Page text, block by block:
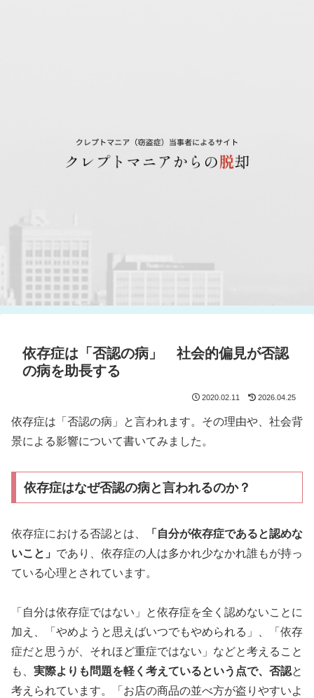
依存症は「否認の病」 社会的偏見が否認
の病を助長する
2020.02.11 2026.04.25
依存症は「否認の病」と言われます。その理由や、社会背
景による影響について書いてみました。
依存症はなぜ否認の病と言われるのか？
依存症における否認とは、
「自分が依存症であると認めな
いこと」 であり、依存症の人は多かれ少なかれ誰もが持っ
ている心理とされています。
「自分は依存症ではない」と依存症を全く認めないことに
加え、「やめようと思えばいつでもやめられる」、「依存
症だと思うが、それほど重症ではない」などと考えること
も、 実際よりも問題を軽く考えているという点で、否認と
考えられています。「お店の商品の並べ方が盗りやすいよ